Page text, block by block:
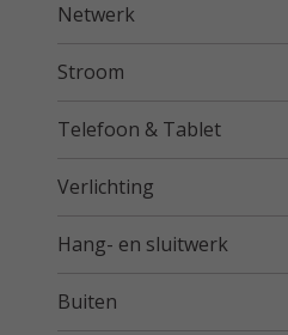
Netwerk
Stroom
Telefoon & Tablet
Verlichting
Hang- en sluitwerk
Buiten